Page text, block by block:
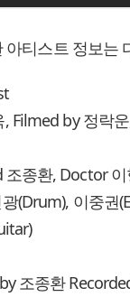
아티스트 정보는
Filmed by 정락
조종환, Doctor 이
(Drum), 이중권
조종환